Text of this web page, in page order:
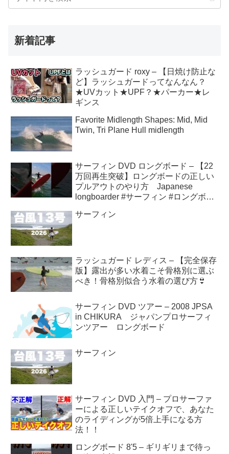
新着記事
ラッシュガード roxy – 【日焼け防止な
ど】ラッシュガードってなんなん？
★UVカット★UPF？★パーカー★レ
ギンス
Favorite Midlength Shapes: Mid, Mid
Twin, Tri Plane Hull midlength
サーフィン DVD ロングボード – 【22
万回再生突破】ロングボードの正しい
プルアウトのやり方 Japanese
longboarder #サーフィン #ロングボー
サーフィン
ラッシュガード レディス – 【完全保存
版】露出が多い水着こそ骨格別に選ぶ
べき！骨格別似合う水着の選び方👙
サーフィン DVD ツアー – 2008 JPSA
in CHIKURA ジャパンプロサーフィ
ンツアー ロングボード
サーフィン
サーフィン DVD 入門 – プロサーファ
ーによる正しいテイクオフで、あなた
のライディングが5倍上手になる方
法！！
ロングボード 8'5 – ギリギリまで待っ